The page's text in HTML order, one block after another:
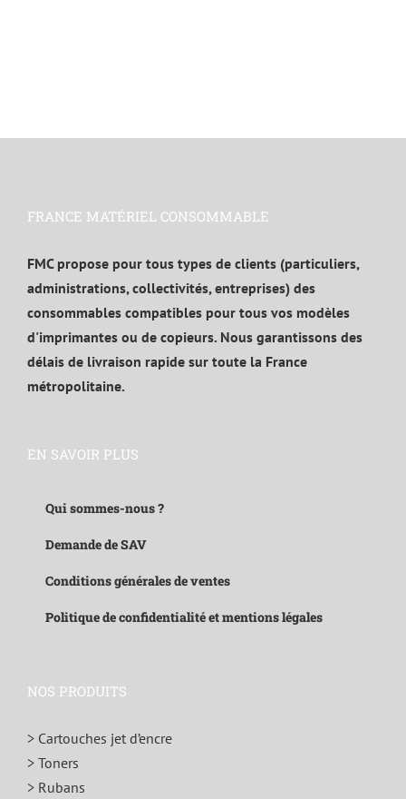
FRANCE MATÉRIEL CONSOMMABLE
FMC propose pour tous types de clients (particuliers,
administrations, collectivités, entreprises) des
consommables compatibles pour tous vos modèles
d'imprimantes ou de copieurs. Nous garantissons des
délais de livraison rapide sur toute la France
métropolitaine.
EN SAVOIR PLUS
Qui sommes-nous ?
Demande de SAV
Conditions générales de ventes
Politique de confidentialité et mentions légales
NOS PRODUITS
> Cartouches jet d’encre
> Toners
> Rubans